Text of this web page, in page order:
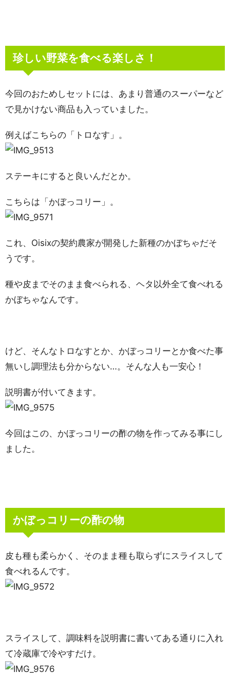
珍しい野菜を食べる楽しさ！
今回のおためしセットには、あまり普通のスーパーなど
で見かけない商品も入っていました。
例えばこちらの「トロなす」。
ステーキにすると良いんだとか。
こちらは「かぼっコリー」。
これ、Oisixの契約農家が開発した新種のかぼちゃだそ
うです。
種や皮までそのまま食べられる、ヘタ以外全て食べれる
かぼちゃなんです。
けど、そんなトロなすとか、かぼっコリーとか食べた事
無いし調理法も分からない…。そんな人も一安心！
説明書が付いてきます。
今回はこの、かぼっコリーの酢の物を作ってみる事にし
ました。
かぼっコリーの酢の物
皮も種も柔らかく、そのまま種も取らずにスライスして
食べれるんです。
スライスして、調味料を説明書に書いてある通りに入れ
て冷蔵庫で冷やすだけ。